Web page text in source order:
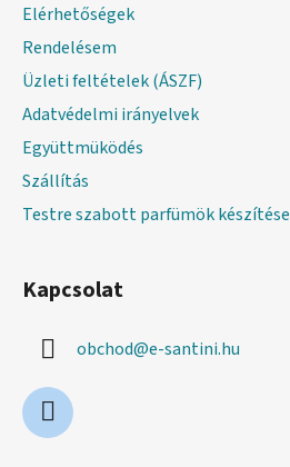
Elérhetőségek
Rendelésem
Üzleti feltételek (ÁSZF)
Adatvédelmi irányelvek
Együttmüködés
Szállítás
Testre szabott parfümök készítése
Kapcsolat
obchod@e-santini.hu